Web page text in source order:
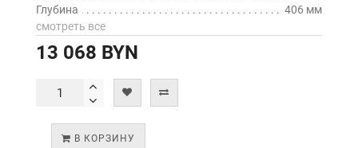
Глубина
406 мм
смотреть все
13 068 BYN
В КОРЗИНУ